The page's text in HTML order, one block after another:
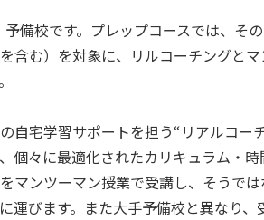
備校です。プレップコースでは、そ
含む）を対象に、リルコーチングと
宅学習サポートを担う“リアルコー
々に最適化されたカリキュラム・時
マンツーマン授業で受講し、そうで
びます。また大手予備校と異なり